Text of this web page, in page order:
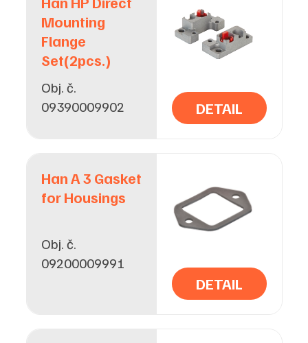
Mounting
Flange
Set(2pcs.)
Obj. č.
09390009902
DETAIL
Han A 3 Gasket
for Housings
Obj. č.
09200009991
DETAIL